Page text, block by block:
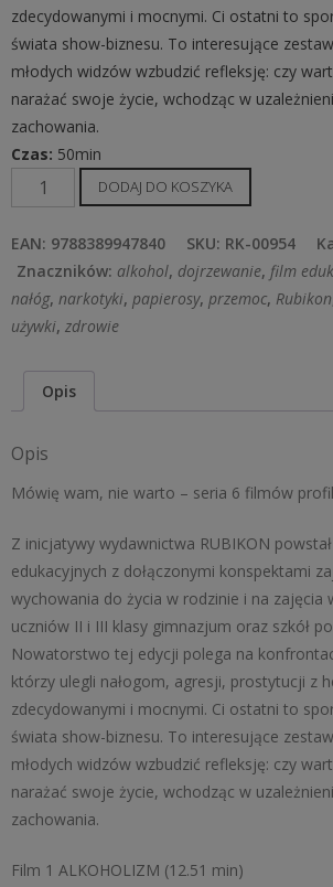
zdecydowanymi i mocnymi. Ci ostatni to
świata show-biznesu. To interesujące
młodych widzów wzbudzić refleksję: czy
narażać swoje życie, wchodząc w
zachowania.
Czas: 50min
ilość
Mówię
wam,
nie
warto
filmów
DODAJ DO KOSZYKA
EAN: 9788389947840 SKU: RK-00954
Znaczników: alkohol, dojrzewanie, film
nałóg, narkotyki, papierosy, przemoc, Rubikon
używki, zdrowie
Opis
Opis
Mówię wam, nie warto – seria 6 filmów
Z inicjatywy wydawnictwa RUBIKON
edukacyjnych z dołączonymi konspektami
wychowania do życia w rodzinie i na zajęcia
uczniów II i III klasy gimnazjum oraz szkół
Nowatorstwo tej edycji polega na
którzy ulegli nałogom, agresji, prostytucji z
zdecydowanymi i mocnymi. Ci ostatni to
świata show-biznesu. To interesujące
młodych widzów wzbudzić refleksję: czy
narażać swoje życie, wchodząc w
zachowania.
Film 1 ALKOHOLIZM (12.51 min)